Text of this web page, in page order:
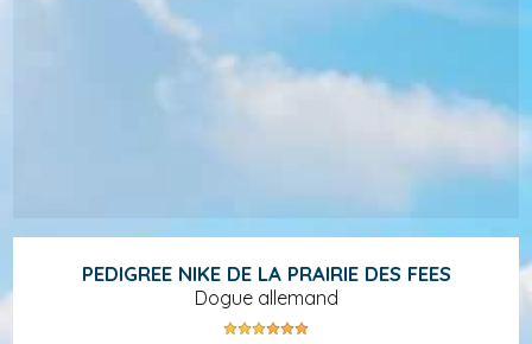
PEDIGREE NIKE DE LA PRAIRIE DES FEES
Dogue allemand